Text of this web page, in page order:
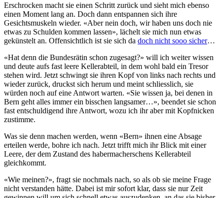
Erschrocken macht sie einen Schritt zurück und sieht mich ebenso
einen Moment lang an. Doch dann entspannen sich ihre
Gesichtsmuskeln wieder. «Aber nein doch, wir haben uns doch nie
etwas zu Schulden kommen lassen», lächelt sie mich nun etwas
gekünstelt an. Offensichtlich ist sie sich da doch nicht sooo sicher…
«Hat denn die Bundesrätin schon zugesagt?» will ich weiter wissen
und deute aufs fast leere Kellerabteil, in dem wohl bald ein Tresor
stehen wird. Jetzt schwingt sie ihren Kopf von links nach rechts und
wieder zurück, druckst sich herum und meint schliesslich, sie
würden noch auf eine Antwort warten. «Sie wissen ja, bei denen in
Bern geht alles immer ein bisschen langsamer…», beendet sie schon
fast entschuldigend ihre Antwort, wozu ich ihr aber mit Kopfnicken
zustimme.
Was sie denn machen werden, wenn «Bern» ihnen eine Absage
erteilen werde, bohre ich nach. Jetzt trifft mich ihr Blick mit einer
Leere, der dem Zustand des habermacherschens Kellerabteil
gleichkommt.
«Wie meinen?», fragt sie nochmals nach, so als ob sie meine Frage
nicht verstanden hätte. Dabei ist mir sofort klar, dass sie nur Zeit